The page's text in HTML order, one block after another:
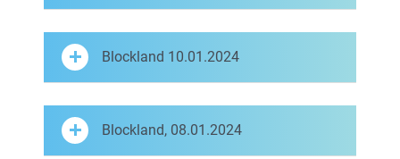
Blockland 10.01.2024
Blockland, 08.01.2024